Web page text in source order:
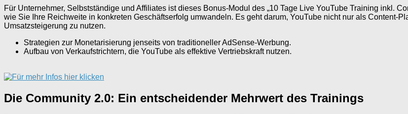
Für Unternehmer, Selbstständige und Affiliates ist dieses Bonus-Modul des „10 Tage Live YouTube Training inkl.
wie Sie Ihre Reichweite in konkreten Geschäftserfolg umwandeln. Es geht darum, YouTube nicht nur als Content-
Umsatzsteigerung zu nutzen.
Strategien zur Monetarisierung jenseits von traditioneller AdSense-Werbung.
Aufbau von Verkaufstrichtern, die YouTube als effektive Vertriebskraft nutzen.
Die Community 2.0: Ein entscheidender Mehrwert des Trainings